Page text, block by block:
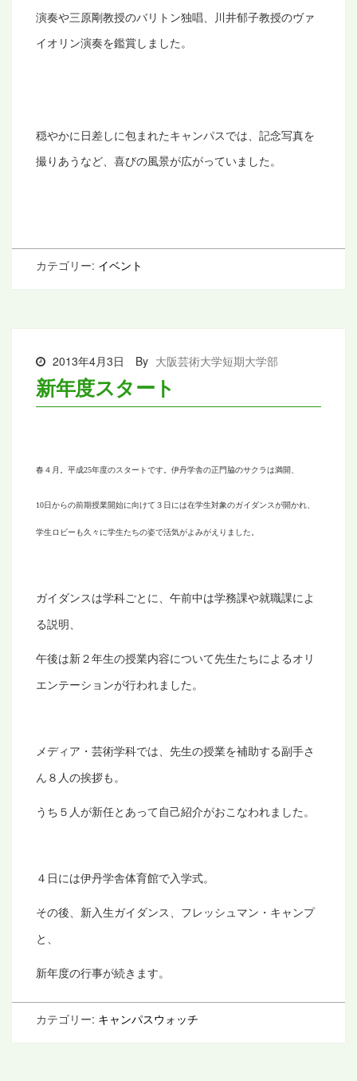
演奏や三原剛教授のバリトン独唱、川井郁子教授のヴァ
イオリン演奏を鑑賞しました。
穏やかに日差しに包まれたキャンパスでは、記念写真を
撮りあうなど、喜びの風景が広がっていました。
カテゴリー: イベント
2013年4月3日 By 大阪芸術大学短期大学部
新年度スタート
春４月。平成25年度のスタートです。伊丹学舎の正門脇のサクラは満開、
10日からの前期授業開始に向けて３日には在学生対象のガイダンスが開かれ、
学生ロビーも久々に学生たちの姿で活気がよみがえりました。
ガイダンスは学科ごとに、午前中は学務課や就職課によ
る説明、
午後は新２年生の授業内容について先生たちによるオリ
エンテーションが行われました。
メディア・芸術学科では、先生の授業を補助する副手さ
ん８人の挨拶も。
うち５人が新任とあって自己紹介がおこなわれました。
４日には伊丹学舎体育館で入学式。
その後、新入生ガイダンス、フレッシュマン・キャンプ
と、
新年度の行事が続きます。
カテゴリー: キャンパスウォッチ